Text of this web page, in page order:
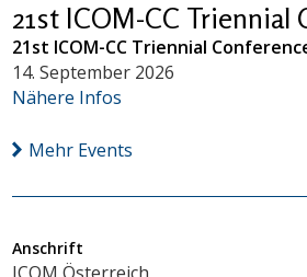
21st ICOM-CC Triennial
21st ICOM-CC Triennial
14. September 2026
Nähere Infos
Mehr Events
Anschrift